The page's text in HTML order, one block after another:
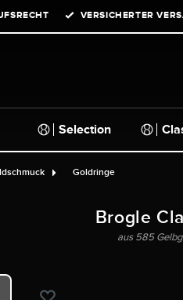
springen
VERSICHERTER
Selection
Goldringe
Brogle
aus 585